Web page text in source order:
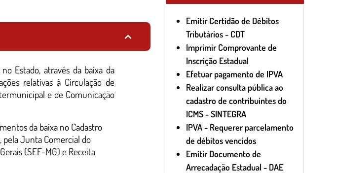
Estado, através da baixa da
relativas à Circulação de
e de Comunicação
da baixa no Cadastro
pela Junta Comercial do
(SEF-MG) e Receita
Emitir Certidão de Débitos
Tributários - CDT
Imprimir Comprovante de
Inscrição Estadual
Efetuar pagamento de IPVA
Realizar consulta pública ao
cadastro de contribuintes do
ICMS - SINTEGRA
IPVA - Requerer parcelamento
de débitos vencidos
Emitir Documento de
Arrecadação Estadual - DAE